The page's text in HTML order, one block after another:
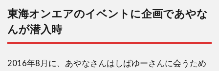
東海オンエアのイベントに企画であやな
んが潜入時
2016年8月に、あやなさんはしばゆーさんに会うため